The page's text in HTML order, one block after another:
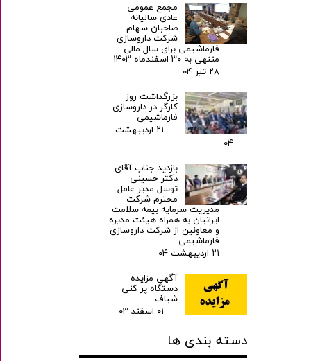
مجمع عمومی
عادی سالیانه
صاحبان سهام
شرکت داروسازی
فارماشیمی برای سال مالی
منتهی به ۳۰ اسفندماه ۱۴۰۳
۲۸ تیر ۰۴
بزرگداشت روز
کارگر در داروسازی
فارماشیمی
۲۱ اردیبهشت
۰۴
بازدید جناب آقای
دکتر حسینی
توسل مدیر عامل
محترم شرکت
مدیریت سرمایه بیمه سلامت
ایرانیان به همراه هیئت مدیره
و معاونین از شرکت داروسازی
فارماشیمی
۲۱ اردیبهشت ۰۴
آگهی مزایده
دستگاه پر کنی
شیاف
۰۱ اسفند ۰۳
دسته بندی ها